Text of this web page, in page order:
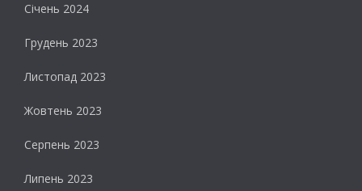
Січень 2024
Грудень 2023
Листопад 2023
Жовтень 2023
Серпень 2023
Липень 2023